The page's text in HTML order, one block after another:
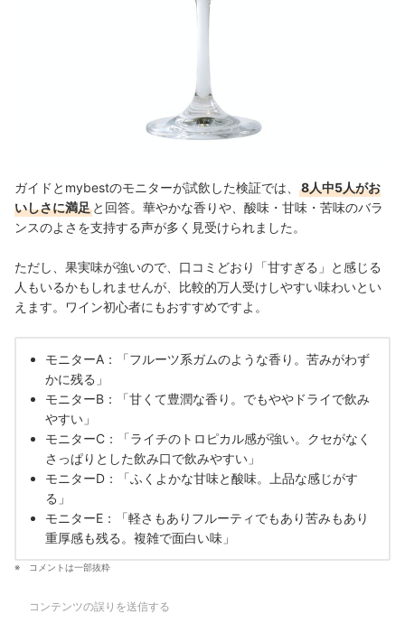
ガイドとmybestのモニターが試飲した検証では、
8人中5人がお
いしさに満足 と回答。華やかな香りや、酸味・甘味・苦味のバラ
ンスのよさを支持する声が多く見受けられました。
ただし、果実味が強いので、口コミどおり「甘すぎる」と感じる
人もいるかもしれませんが、比較的万人受けしやすい味わいとい
えます。ワイン初心者にもおすすめですよ。
モニターA：「フルーツ系ガムのような香り。苦みがわず
かに残る」
モニターB：「甘くて豊潤な香り。でもややドライで飲み
やすい」
モニターC：「ライチのトロピカル感が強い。クセがなく
さっぱりとした飲み口で飲みやすい」
モニターD：「ふくよかな甘味と酸味。上品な感じがす
る」
モニターE：「軽さもありフルーティでもあり苦みもあり
重厚感も残る。複雑で面白い味」
コメントは一部抜粋
コンテンツの誤りを送信する